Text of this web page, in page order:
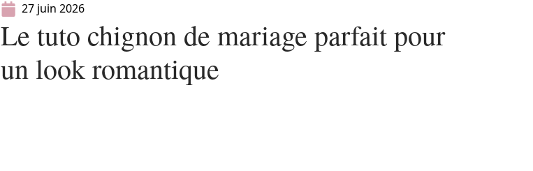
27 juin 2026
Le tuto chignon de mariage parfait pour
un look romantique